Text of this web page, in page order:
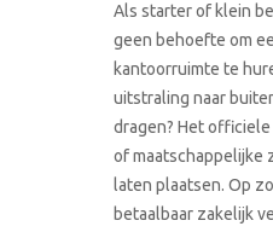
Als starter of klein
geen behoefte om
kantoorruimte te
uitstraling naar
dragen? Het
of maatschappelijke
laten plaatsen. Op
betaalbaar zakelijk